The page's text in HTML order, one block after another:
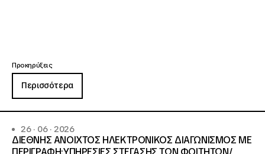
Προκηρύξεις
Περισσότερα
26 · 06 · 2026
ΔΙΕΘΝΗΣ ΑΝΟΙΧΤΟΣ ΗΛΕΚΤΡΟΝΙΚΟΣ ΔΙΑΓΩΝΙΣΜΟΣ ΜΕ